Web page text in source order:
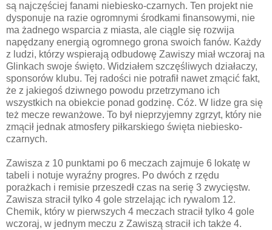
są najczęściej fanami niebiesko-czarnych. Ten projekt nie
dysponuje na razie ogromnymi środkami finansowymi, nie
ma żadnego wsparcia z miasta, ale ciągle się rozwija
napędzany energią ogromnego grona swoich fanów. Każdy
z ludzi, którzy wspierają odbudowę Zawiszy miał wczoraj na
Glinkach swoje święto. Widziałem szczęśliwych działaczy,
sponsorów klubu. Tej radości nie potrafił nawet zmącić fakt,
że z jakiegoś dziwnego powodu przetrzymano ich
wszystkich na obiekcie ponad godzinę. Cóż. W lidze gra się
też mecze rewanżowe. To był nieprzyjemny zgrzyt, który nie
zmącił jednak atmosfery piłkarskiego święta niebiesko-
czarnych.
Zawisza z 10 punktami po 6 meczach zajmuje 6 lokatę w
tabeli i notuje wyraźny progres. Po dwóch z rzędu
porażkach i remisie przeszedł czas na serię 3 zwycięstw.
Zawisza stracił tylko 4 gole strzelając ich rywalom 12.
Chemik, który w pierwszych 4 meczach stracił tylko 4 gole
wczoraj, w jednym meczu z Zawiszą stracił ich także 4.